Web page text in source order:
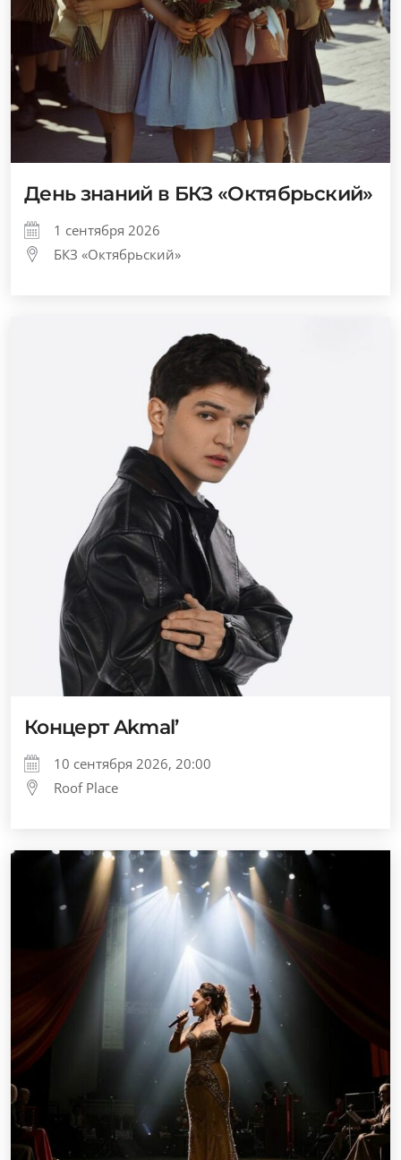
День знаний в БКЗ «Октябрьский»
1 сентября 2026
БКЗ «Октябрьский»
Концерт Akmal’
10 сентября 2026, 20:00
Roof Place